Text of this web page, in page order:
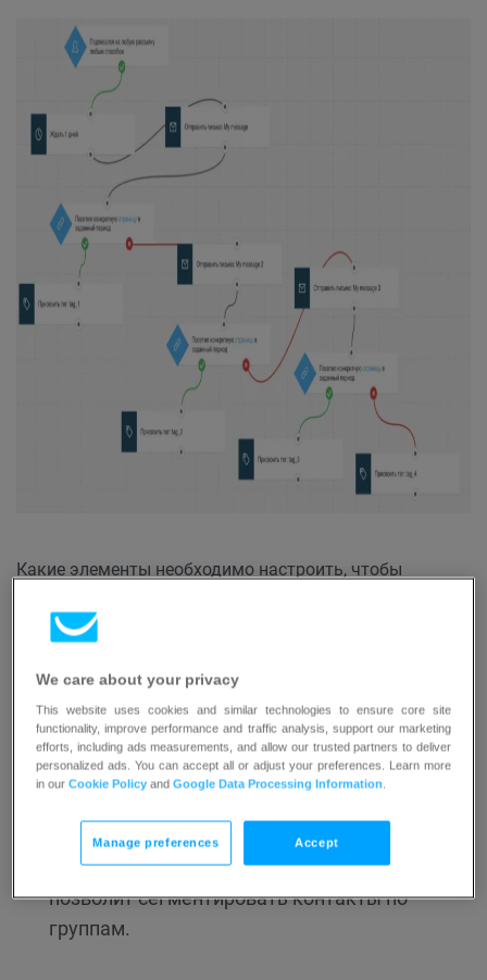
Какие элементы необходимо настроить, чтобы
которые можно использовать как письма
автоматизации,
теги(необязательно). Теги можно добавлять
во время создания процесса, однако мы
тегов для отслеживания посещений
отдельных страниц вашего сайта. Это
позволит сегментировать контакты по
группам.
We care about your privacy
This website uses cookies and similar technologies to ensure core site
functionality, improve performance and traffic analysis, support our marketing
efforts, including ads measurements, and allow our trusted partners to deliver
personalized ads. You can accept all or adjust your preferences. Learn more
in ourCookie Policy andGoogle Data Processing Information.
Manage preferences Accept